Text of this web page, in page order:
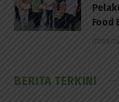
Food
07/08/
BERITA TERKINI